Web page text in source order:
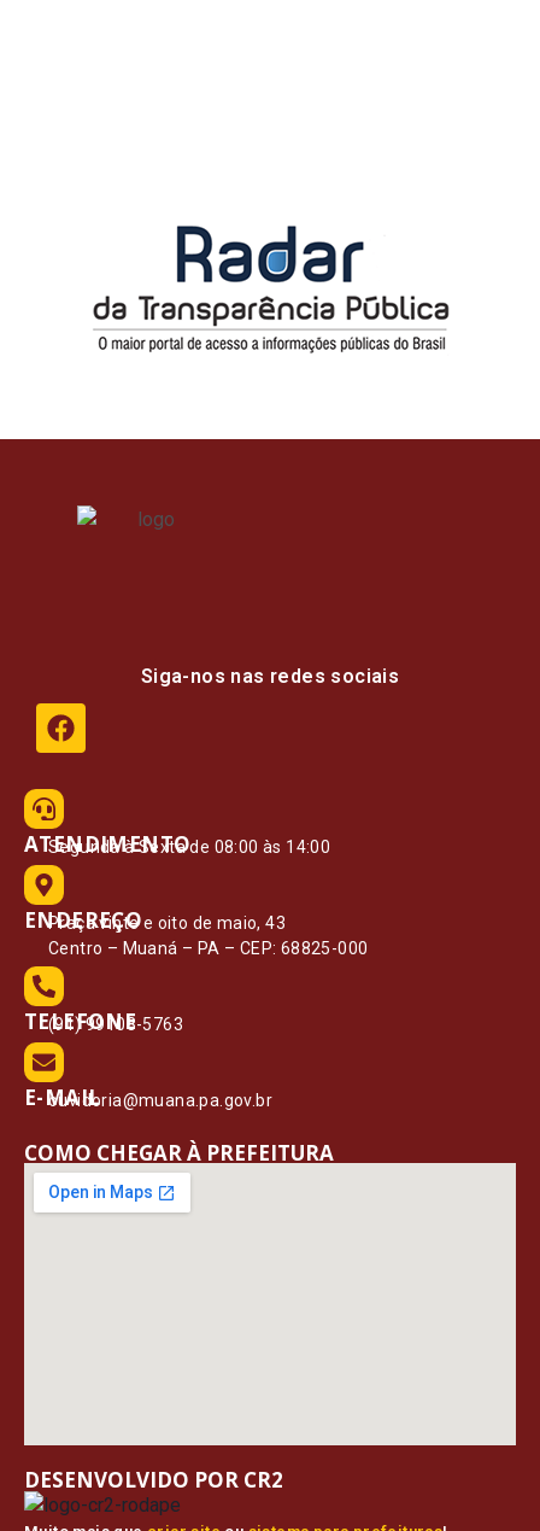
Siga-nos nas redes sociais
ATENDIMENTO
Segunda à Sexta de 08:00 às 14:00
ENDEREÇO
Praça vinte e oito de maio, 43
Centro – Muaná – PA – CEP: 68825-000
TELEFONE
(91) 99108-5763
E-MAIL
ouvidoria@muana.pa.gov.br
COMO CHEGAR À PREFEITURA
DESENVOLVIDO POR CR2